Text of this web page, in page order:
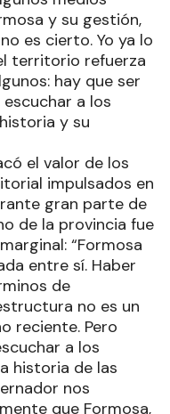
y su gestión,
es cierto. Yo ya lo
territorio refuerza
hay que ser
escuchar a los
y su
el valor de los
impulsados en
gran parte de
de la provincia fue
“Formosa
entre sí. Haber
de
no es un
reciente. Pero
a los
historia de las
nos
que Formosa,